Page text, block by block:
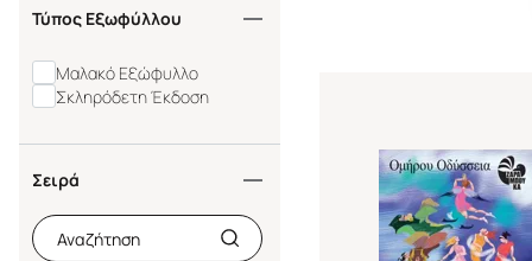
ΜΑΡΙΑ
ΒΛΑΧΟΠΟΥΛΟΥ ΣΤΕΛΛΑ
ΒΛΑΧΟΥ ΜΕΡΟΠΗ
Τύπος Εξωφύλλου
Μαλακό Εξώφυλλο
Σκληρόδετη Έκδοση
Σειρά